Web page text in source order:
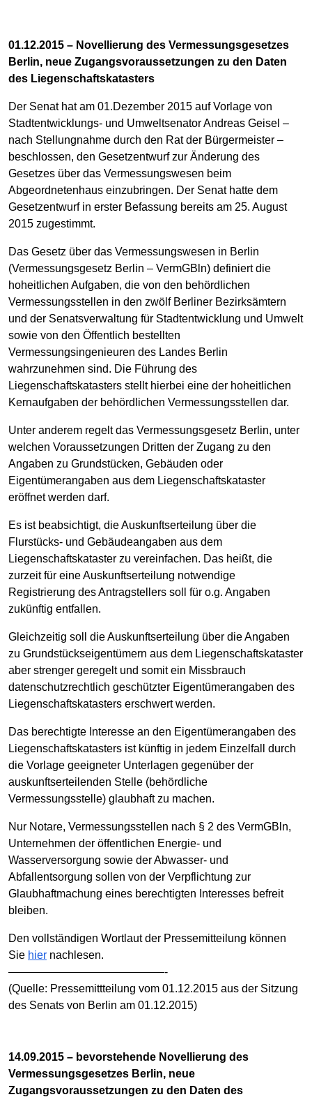
01.12.2015 – Novellierung des Vermessungsgesetzes
Berlin, neue Zugangsvoraussetzungen zu den Daten
des Liegenschaftskatasters
Der Senat hat am 01.Dezember 2015 auf Vorlage von
Stadtentwicklungs- und Umweltsenator Andreas Geisel –
nach Stellungnahme durch den Rat der Bürgermeister –
beschlossen, den Gesetzentwurf zur Änderung des
Gesetzes über das Vermessungswesen beim
Abgeordnetenhaus einzubringen. Der Senat hatte dem
Gesetzentwurf in erster Befassung bereits am 25. August
2015 zugestimmt.
Das Gesetz über das Vermessungswesen in Berlin
(Vermessungsgesetz Berlin – VermGBln) definiert die
hoheitlichen Aufgaben, die von den behördlichen
Vermessungsstellen in den zwölf Berliner Bezirksämtern
und der Senatsverwaltung für Stadtentwicklung und Umwelt
sowie von den Öffentlich bestellten
Vermessungsingenieuren des Landes Berlin
wahrzunehmen sind. Die Führung des
Liegenschaftskatasters stellt hierbei eine der hoheitlichen
Kernaufgaben der behördlichen Vermessungsstellen dar.
Unter anderem regelt das Vermessungsgesetz Berlin, unter
welchen Voraussetzungen Dritten der Zugang zu den
Angaben zu Grundstücken, Gebäuden oder
Eigentümerangaben aus dem Liegenschaftskataster
eröffnet werden darf.
Es ist beabsichtigt, die Auskunftserteilung über die
Flurstücks- und Gebäudeangaben aus dem
Liegenschaftskataster zu vereinfachen. Das heißt, die
zurzeit für eine Auskunftserteilung notwendige
Registrierung des Antragstellers soll für o.g. Angaben
zukünftig entfallen.
Gleichzeitig soll die Auskunftserteilung über die Angaben
zu Grundstückseigentümern aus dem Liegenschaftskataster
aber strenger geregelt und somit ein Missbrauch
datenschutzrechtlich geschützter Eigentümerangaben des
Liegenschaftskatasters erschwert werden.
Das berechtigte Interesse an den Eigentümerangaben des
Liegenschaftskatasters ist künftig in jedem Einzelfall durch
die Vorlage geeigneter Unterlagen gegenüber der
auskunftserteilenden Stelle (behördliche
Vermessungsstelle) glaubhaft zu machen.
Nur Notare, Vermessungsstellen nach § 2 des VermGBln,
Unternehmen der öffentlichen Energie- und
Wasserversorgung sowie der Abwasser- und
Abfallentsorgung sollen von der Verpflichtung zur
Glaubhaftmachung eines berechtigten Interesses befreit
bleiben.
Den vollständigen Wortlaut der Pressemitteilung können
Sie hier nachlesen.
——————————————-
(Quelle: Pressemittteilung vom 01.12.2015 aus der Sitzung
des Senats von Berlin am 01.12.2015)
14.09.2015 – bevorstehende Novellierung des
Vermessungsgesetzes Berlin, neue
Zugangsvoraussetzungen zu den Daten des